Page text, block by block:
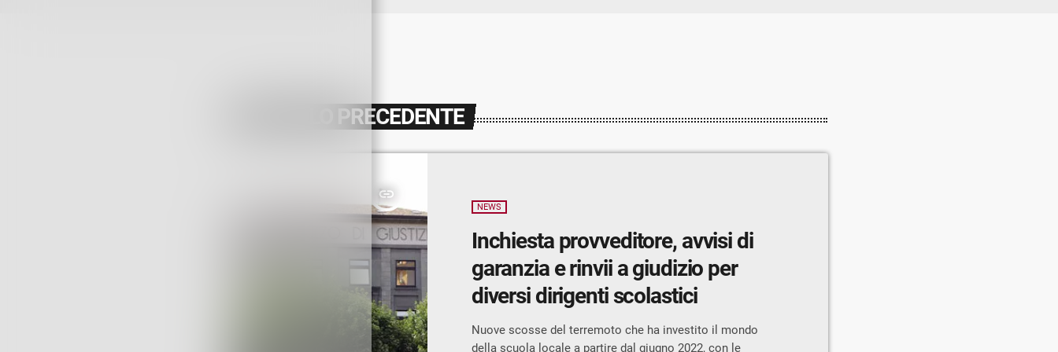
ARTICOLO PRECEDENTE
insert_link
NEWS
Inchiesta provveditore, avvisi di
garanzia e rinvii a giudizio per
diversi dirigenti scolastici
Nuove scosse del terremoto che ha investito il mondo
della scuola locale a partire dal giugno 2022, con le